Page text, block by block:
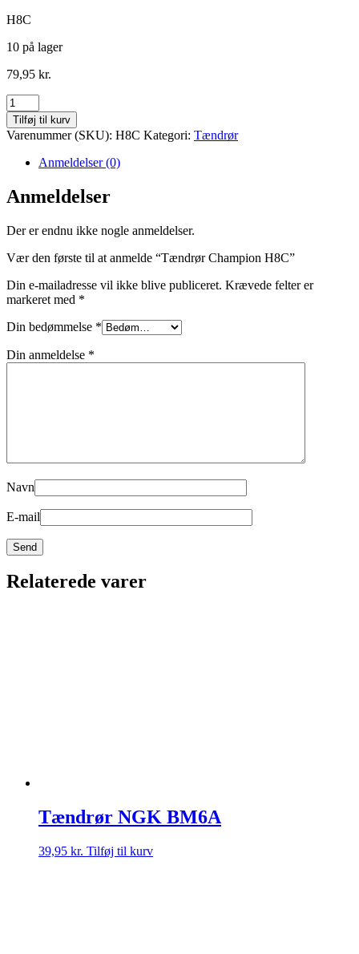
H8C
10 på lager
79,95 kr.
Tændrør
Champion
H8C
antal
Tilføj til kurv
Varenummer (SKU): H8C Kategori: Tændrør
Anmeldelser (0)
Anmeldelser
Der er endnu ikke nogle anmeldelser.
Vær den første til at anmelde “Tændrør Champion H8C”
Din e-mailadresse vil ikke blive publiceret. Krævede felter er
markeret med *
Din bedømmelse *
Din anmeldelse *
Navn
E-mail
Relaterede varer
Tændrør NGK BM6A
39,95 kr. Tilføj til kurv